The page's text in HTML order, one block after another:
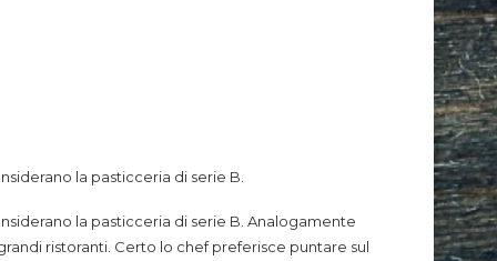
la pasticceria di serie B.
la pasticceria di serie B. Analogamente
ristoranti. Certo lo chef preferisce puntare sul